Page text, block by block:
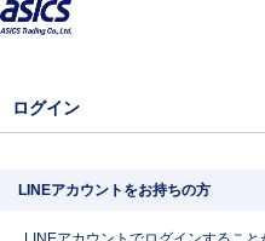
ログイン
LINEアカウントをお持ちの方